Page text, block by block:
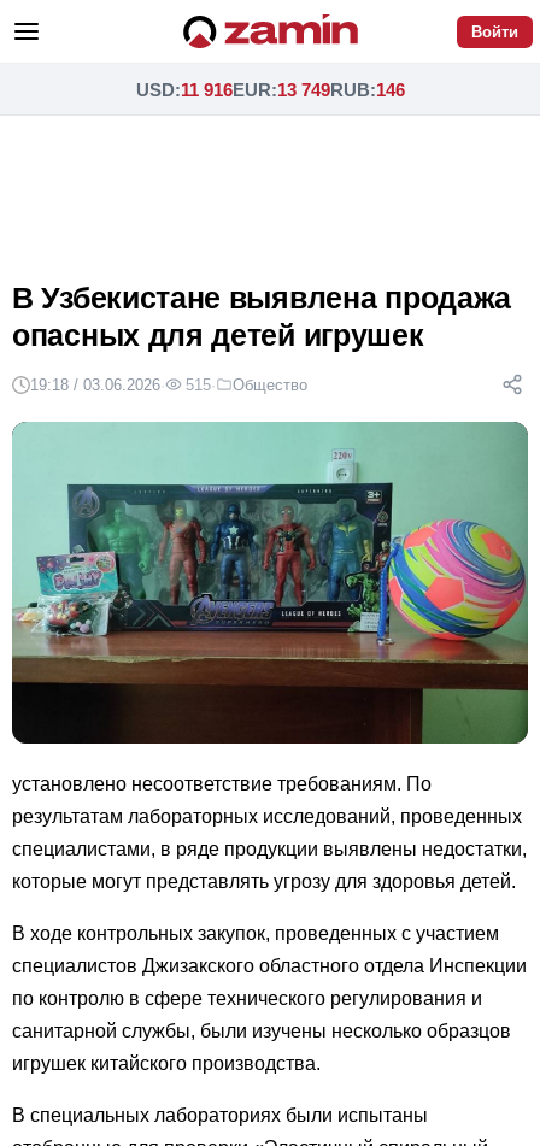
Войти
USD:11 916EUR:13 749RUB:146
В Узбекистане выявлена продажа
опасных для детей игрушек
19:18 / 03.06.2026· 515· Общество
установлено несоответствие требованиям. По
результатам лабораторных исследований, проведенных
специалистами, в ряде продукции выявлены недостатки,
которые могут представлять угрозу для здоровья детей.
В ходе контрольных закупок, проведенных с участием
специалистов Джизакского областного отдела Инспекции
по контролю в сфере технического регулирования и
санитарной службы, были изучены несколько образцов
игрушек китайского производства.
В специальных лабораториях были испытаны